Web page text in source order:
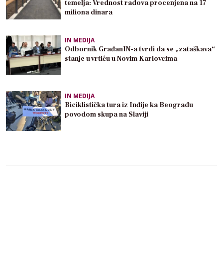
temelja: Vrednost radova procenjena na 17
miliona dinara
IN MEDIJA
Odbornik GrađanIN-a tvrdi da se „zataškava“
stanje u vrtiću u Novim Karlovcima
IN MEDIJA
Biciklistička tura iz Inđije ka Beogradu
povodom skupa na Slaviji